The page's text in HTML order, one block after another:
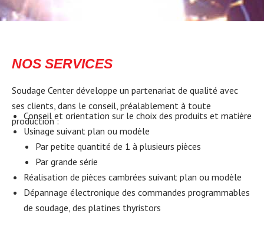
NOS SERVICES
Soudage Center développe un partenariat de qualité avec
ses clients, dans le conseil, préalablement à toute
production :
Conseil et orientation sur le choix des produits et matière
Usinage suivant plan ou modèle
Par petite quantité de 1 à plusieurs pièces
Par grande série
Réalisation de pièces cambrées suivant plan ou modèle
Dépannage électronique des commandes programmables
de soudage, des platines thyristors